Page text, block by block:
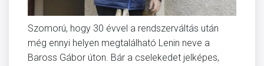
Szomorú, hogy 30 évvel a rendszerváltás után
még ennyi helyen megtalálható Lenin neve a
Baross Gábor úton. Bár a cselekedet jelképes,